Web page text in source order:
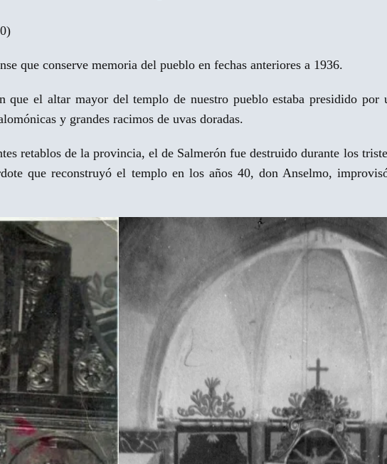
que conserve memoria del pueblo en fechas anteriores a 1936.
que el altar mayor del templo de nuestro pueblo estaba presidido por
y grandes racimos de uvas doradas.
retablos de la provincia, el de Salmerón fue destruido durante los
que reconstruyó el templo en los años 40, don Anselmo,